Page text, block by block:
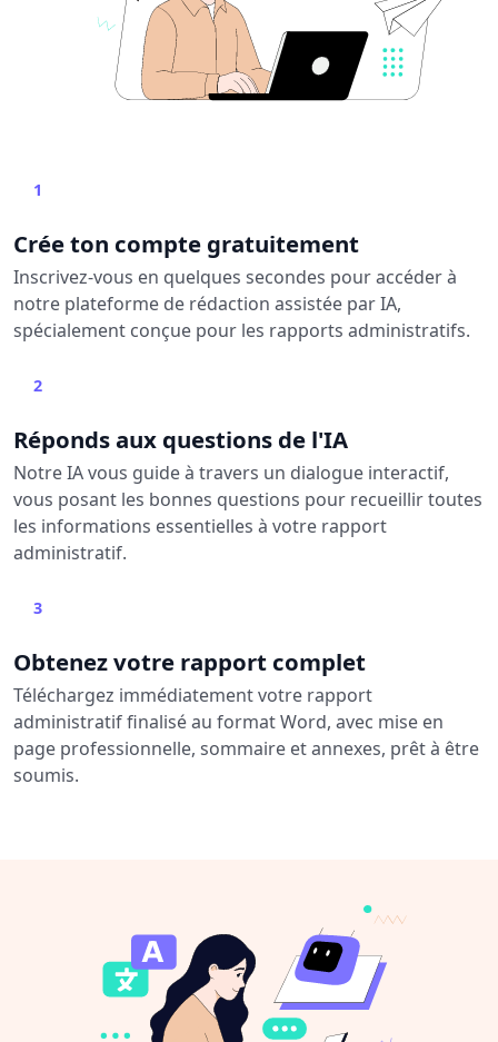
1
Crée ton compte gratuitement
Inscrivez-vous en quelques secondes pour accéder à
notre plateforme de rédaction assistée par IA,
spécialement conçue pour les rapports administratifs.
2
Réponds aux questions de l'IA
Notre IA vous guide à travers un dialogue interactif,
vous posant les bonnes questions pour recueillir toutes
les informations essentielles à votre rapport
administratif.
3
Obtenez votre rapport complet
Téléchargez immédiatement votre rapport
administratif finalisé au format Word, avec mise en
page professionnelle, sommaire et annexes, prêt à être
soumis.